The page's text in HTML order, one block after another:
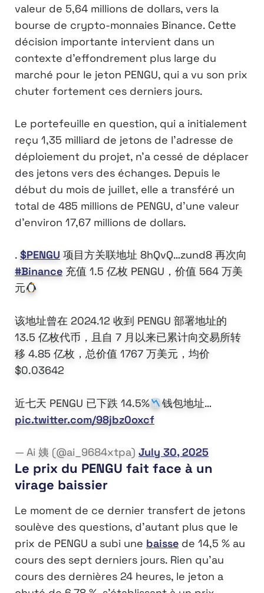
valeur de 5,64 millions de dollars, vers la
bourse de crypto-monnaies Binance. Cette
décision importante intervient dans un
contexte d’effondrement plus large du
marché pour le jeton PENGU, qui a vu son prix
chuter fortement ces derniers jours.
Le portefeuille en question, qui a initialement
reçu 1,35 milliard de jetons de l’adresse de
déploiement du projet, n’a cessé de déplacer
des jetons vers des échanges. Depuis le
début du mois de juillet, elle a transféré un
total de 485 millions de PENGU, d’une valeur
d’environ 17,67 millions de dollars.
. $PENGU 项目方关联地址 8hQvQ…zund8 再次向
#Binance 充值 1.5 亿枚 PENGU，价值 564 万美
元
该地址曾在 2024.12 收到 PENGU 部署地址的
13.5 亿枚代币，且自 7 月以来已累计向交易所转
移 4.85 亿枚，总价值 1767 万美元，均价
$0.03642
近七天 PENGU 已下跌 14.5%
钱包地址…
pic.twitter.com/98jbz0oxcf
— Ai 姨 (@ai_9684xtpa) July 30, 2025
Le prix du PENGU fait face à un
virage baissier
Le moment de ce dernier transfert de jetons
soulève des questions, d’autant plus que le
prix de PENGU a subi une baisse de 14,5 % au
cours des sept derniers jours. Rien qu’au
cours des dernières 24 heures, le jeton a